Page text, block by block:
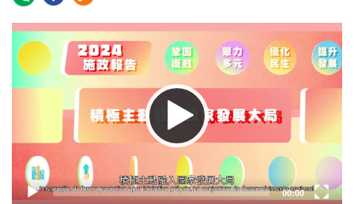
Video
Player
00:00